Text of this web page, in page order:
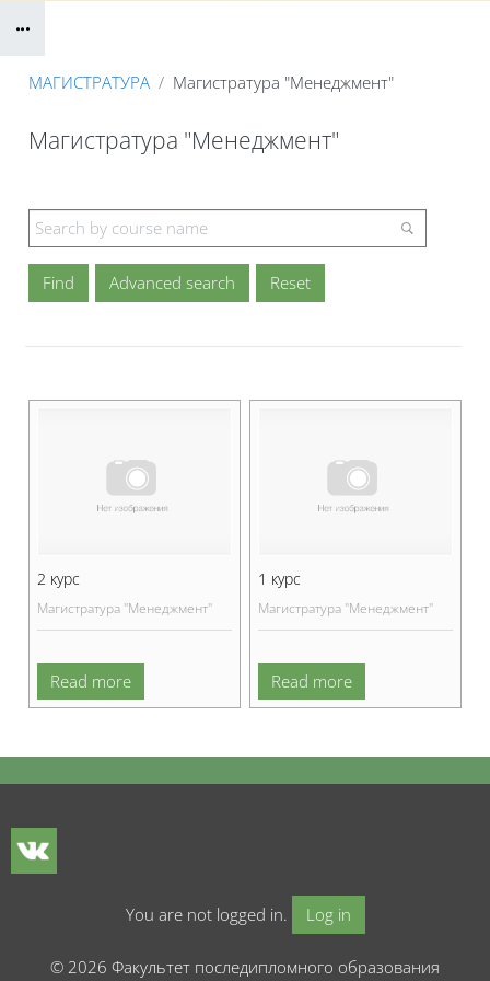
МАГИСТРАТУРА Магистратура "Менеджмент"
Магистратура "Менеджмент"
Advanced search
2 курс
Магистратура "Менеджмент"
Read more
1 курс
Магистратура "Менеджмент"
Read more
You are not logged in. Log in
© 2026 Факультет последипломного образования